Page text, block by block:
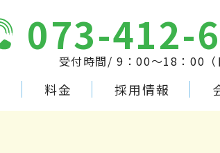
料金 採用情報
073-412-
受付時間/ 9：00～18：00（